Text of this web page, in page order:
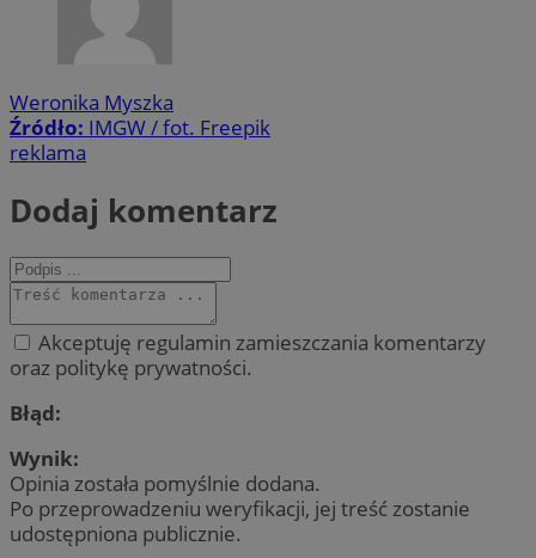
Weronika Myszka
Źródło: IMGW / fot. Freepik
reklama
Dodaj komentarz
Akceptuję regulamin zamieszczania komentarzy
oraz politykę prywatności.
Błąd:
Wynik:
Opinia została pomyślnie dodana.
Po przeprowadzeniu weryfikacji, jej treść zostanie
udostępniona publicznie.